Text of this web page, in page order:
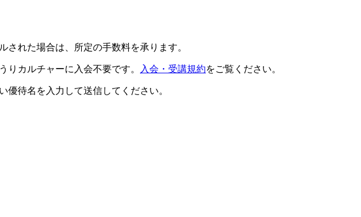
れた場合は、所定の手数料を承ります。
カルチャーに入会不要です。 入会・受講規約をご覧ください。
待名を入力して送信してください。